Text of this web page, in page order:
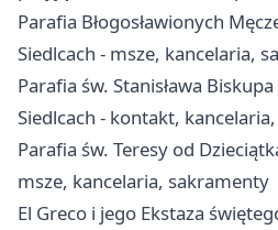
Parafia Błogosławionych
Siedlcach - msze, kancelaria,
Parafia św. Stanisława
Siedlcach - kontakt,
Parafia św. Teresy od
msze, kancelaria, sakramenty
El Greco i jego Ekstaza